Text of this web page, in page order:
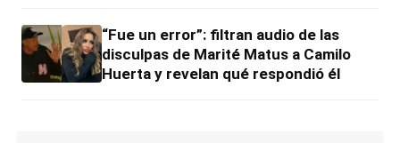
“Fue un error”: filtran audio de las
disculpas de Marité Matus a Camilo
Huerta y revelan qué respondió él